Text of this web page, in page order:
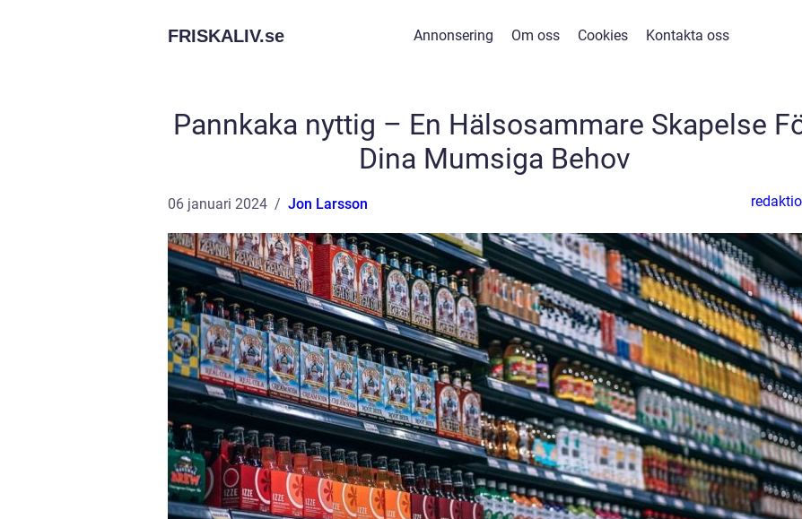
FRISKALIV.se Annonsering Om oss Cookies Kontakta oss
Pannkaka nyttig – En Hälsosammare Skapelse
Dina Mumsiga Behov
06 januari 2024 Jon Larsson